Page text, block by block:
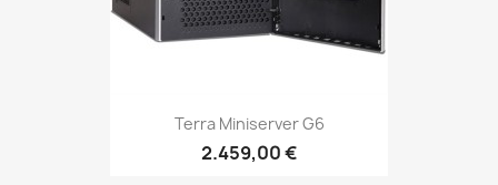
Terra Miniserver G6
2.459,00 €